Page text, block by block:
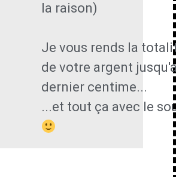
la raison)
Je vous rends la
de votre argent
dernier centime...
...et tout ça avec le